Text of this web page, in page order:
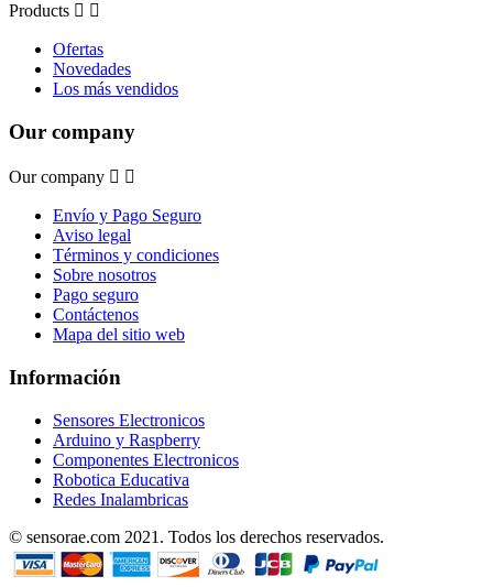
Products  
Ofertas
Novedades
Los más vendidos
Our company
Our company  
Envío y Pago Seguro
Aviso legal
Términos y condiciones
Sobre nosotros
Pago seguro
Contáctenos
Mapa del sitio web
Información
Sensores Electronicos
Arduino y Raspberry
Componentes Electronicos
Robotica Educativa
Redes Inalambricas
© sensorae.com 2021. Todos los derechos reservados.